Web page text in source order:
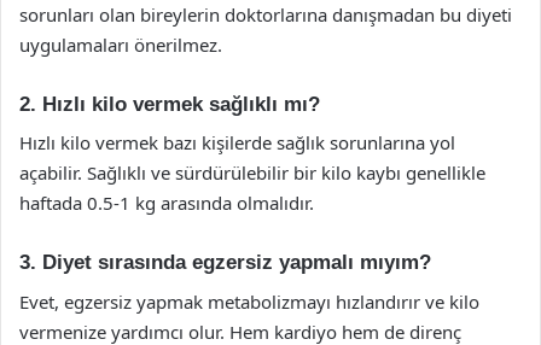
sorunları olan bireylerin doktorlarına danışmadan bu diyeti
uygulamaları önerilmez.
2. Hızlı kilo vermek sağlıklı mı?
Hızlı kilo vermek bazı kişilerde sağlık sorunlarına yol
açabilir. Sağlıklı ve sürdürülebilir bir kilo kaybı genellikle
haftada 0.5-1 kg arasında olmalıdır.
3. Diyet sırasında egzersiz yapmalı mıyım?
Evet, egzersiz yapmak metabolizmayı hızlandırır ve kilo
vermenize yardımcı olur. Hem kardiyo hem de direnç